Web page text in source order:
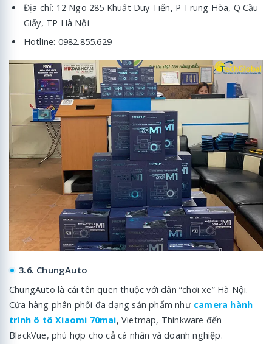
Địa chỉ: 12 Ngõ 285 Khuất Duy Tiến, P Trung Hòa, Q Cầu
Giấy, TP Hà Nội
Hotline: 0982.855.629
3.6. ChungAuto
ChungAuto là cái tên quen thuộc với dân “chơi xe” Hà Nội.
Cửa hàng phân phối đa dạng sản phẩm như camera hành
trình ô tô Xiaomi 70mai, Vietmap, Thinkware đến
BlackVue, phù hợp cho cả cá nhân và doanh nghiệp.